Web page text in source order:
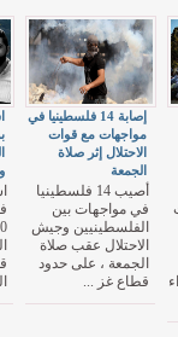
إصابة 14 فلسطينيا في
مواجهات مع قوات
الاحتلال إثر صلاة
الجمعة
أصيب 14 فلسطينيا
في مواجهات بين
الفلسطينيين وجيش
الاحتلال عقب صلاة
الجمعة ، على حدود
قطاع غز ...